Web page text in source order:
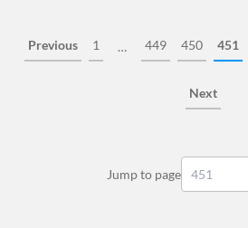
Previous 1 … 449 450 451
Next
Jump to page